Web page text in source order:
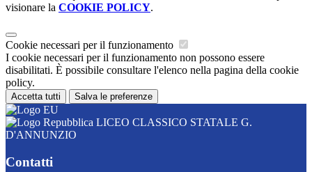
visionare la COOKIE POLICY.
Cookie necessari per il funzionamento
I cookie necessari per il funzionamento non possono essere
disabilitati. È possibile consultare l'elenco nella pagina della cookie
policy.
Accetta tutti Salva le preferenze
LICEO CLASSICO STATALE G.
D'ANNUNZIO
Contatti